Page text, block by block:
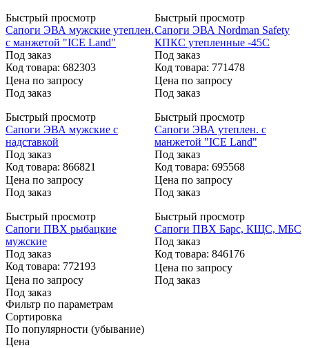
Быстрый просмотр
Сапоги ЭВА мужские утеплен.
с манжетой "ICE Land"
Под заказ
Код товара: 682303
Цена по запросу
Под заказ
Быстрый просмотр
Сапоги ЭВА Nordman Safety
КПКС утепленные -45С
Под заказ
Код товара: 771478
Цена по запросу
Под заказ
Быстрый просмотр
Сапоги ЭВА мужские с
надставкой
Под заказ
Код товара: 866821
Цена по запросу
Под заказ
Быстрый просмотр
Сапоги ЭВА утеплен. с
манжетой "ICE Land"
Под заказ
Код товара: 695568
Цена по запросу
Под заказ
Быстрый просмотр
Сапоги ПВХ рыбацкие
мужские
Под заказ
Код товара: 772193
Цена по запросу
Под заказ
Быстрый просмотр
Сапоги ПВХ Барс, КЩС, МБС
Под заказ
Код товара: 846176
Цена по запросу
Под заказ
Фильтр по параметрам
Сортировка
По популярности (убывание)
Цена